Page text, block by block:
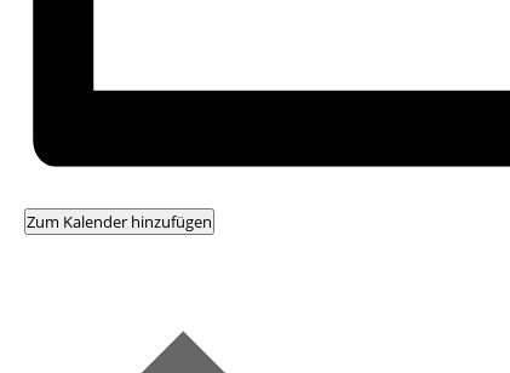
Zum Kalender hinzufügen